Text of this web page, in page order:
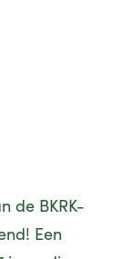
de BKRK-
Een